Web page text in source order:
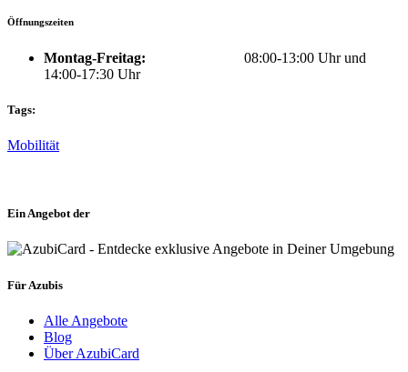
Öffnungszeiten
Montag-Freitag: 08:00-13:00 Uhr und
14:00-17:30 Uhr
Tags:
Mobilität
Ein Angebot der
Für Azubis
Alle Angebote
Blog
Über AzubiCard